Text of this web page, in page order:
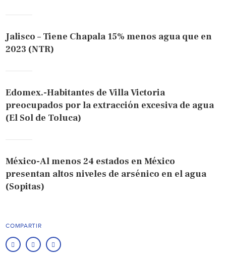
Jalisco – Tiene Chapala 15% menos agua que en
2023 (NTR)
Edomex.-Habitantes de Villa Victoria
preocupados por la extracción excesiva de agua
(El Sol de Toluca)
México-Al menos 24 estados en México
presentan altos niveles de arsénico en el agua
(Sopitas)
COMPARTIR